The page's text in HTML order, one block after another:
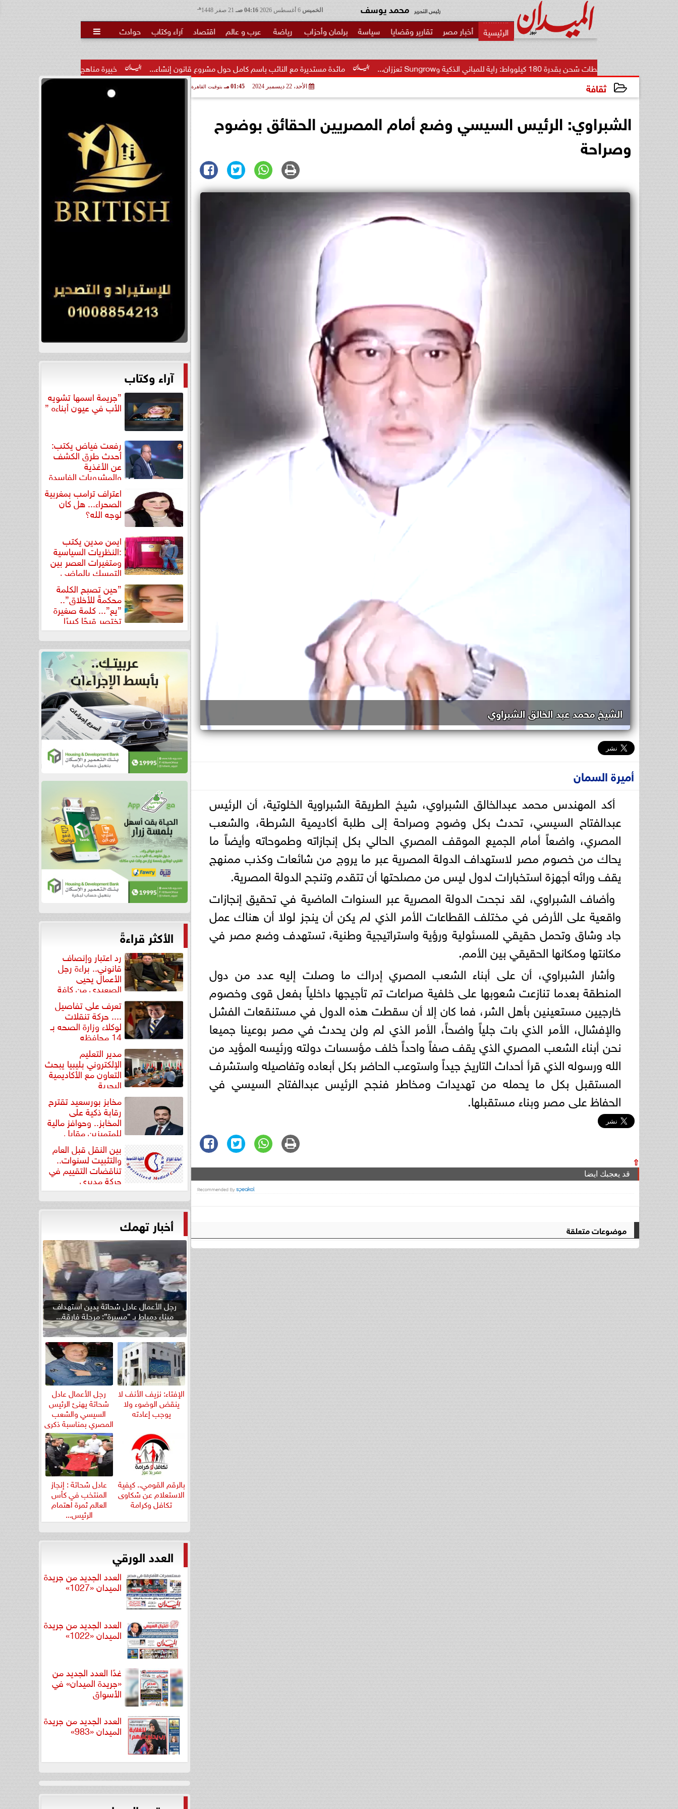
الخميس 04:16 صـ هـ رئيس التحرير محمد يوسف
أخبار مصر تقارير وقضايا سياسة برلمان وأحزاب رياضة عرب و عالم اقتصاد آراء وكتاب حوادث 
خبيرة مناهج: حداثة تخرج المعلمين الجدد لا تكفي.. مائدة مستديرة مع النائب باسم كامل حول مشروع قانون إنشاء...
ثقافة الأحد، 22 ديسمبر 2024 01:45 مـ بتوقيت القاهرة
الشبراوي: الرئيس السيسي وضع أمام المصريين الحقائق بوضوح
وصراحة
الشيخ محمد عبد الخالق الشبراوي
أميرة السمان
أكد المهندس محمد عبدالخالق الشبراوي، شيخ الطريقة الشبراوية الخلوتية، أن الرئيس
عبدالفتاح السيسي، تحدث بكل وضوح وصراحة إلى طلبة أكاديمية الشرطة، والشعب
المصري، واضعاً أمام الجميع الموقف المصري الحالي بكل إنجازاته وطموحاته وأيضاً ما
يحاك من خصوم مصر لاستهداف الدولة المصرية عبر ما يروج من شائعات وكذب ممنهج
يقف ورائه أجهزة استخبارات لدول ليس من مصلحتها أن تتقدم وتنجح الدولة المصرية.
وأضاف الشبراوي، لقد نجحت الدولة المصرية عبر السنوات الماضية في تحقيق إنجازات
واقعية على الأرض في مختلف القطاعات الأمر الذي لم يكن أن ينجز لولا أن هناك عمل
جاد وشاق وتحمل حقيقي للمسئولية ورؤية واستراتيجية وطنية، تستهدف وضع مصر في
مكانتها ومكانها الحقيقي بين الأمم.
وأشار الشبراوي، أن على أبناء الشعب المصري إدراك ما وصلت إليه عدد من دول
المنطقة بعدما تنازعت شعوبها على خلفية صراعات تم تأجيجها داخلياً بفعل قوى وخصوم
خارجيين مستعينين بأهل الشر، فما كان إلا أن سقطت هذه الدول في مستنقعات الفشل
والإفشال، الأمر الذي بات جلياً واضحاً، الأمر الذي لم ولن يحدث في مصر بوعينا جميعا
نحن أبناء الشعب المصري الذي يقف صفاً واحداً خلف مؤسسات دولته ورئيسه المؤيد من
الله ورسوله الذي قرأ أحداث التاريخ جيداً واستوعب الحاضر بكل أبعاده وتفاصيله واستشرف
المستقبل بكل ما يحمله من تهديدات ومخاطر فنجح الرئيس عبدالفتاح السيسي في
الحفاظ على مصر وبناء مستقبلها.
⇧
قد يعجبك ايضا
موضوعات متعلقة
آراء وكتاب
”جريمة اسمها تشويه
الأب في عيون أبناءه ”
رفعت فياض يكتب:
أحدث طرق الكشف
عن الأغذية
والمشروبات الفاسدة
اعتراف ترامب بمغربية
الصحراء... هل كان
لوجه الله؟
ايمن مدين يكتب
:النظريات السياسية
ومتغيرات العصر بين
التمسك بالماضي
ومواجهة تحديات...”حين تصبح الكلمة
محكمةً للأخلاق”..
”يع”... كلمة صغيرة
تختصر قبحًا كبيرًا
الأكثر قراءةً
رد اعتبار وإنصاف
قانوني.. براءة رجل
الأعمال يحيى
الصعيدي من كافة
التهم... تعرف على تفاصيل
.... حركة تنقلات
لوكلاء وزارة الصحه بـ
14 محافظه
مدير التعليم
الإلكتروني بليبيا يبحث
التعاون مع الأكاديمية
البحرية
مخابز بورسعيد تقترح
رقابة ذكية على
المخابز.. وحوافز مالية
للمتميزين مقابل
بين النقل قبل العام
والتثبيت لسنوات..
تناقضات التقييم في
حركة مديري
”مستشفيات...
أخبار تهمك
رجل الأعمال عادل شحاتة يدين استهداف
ميناء دمياط بـ ”مسيرة”: مرحلة فارقة...
الإفتاء: نزيف الأنف لا
ينقض الوضوء ولا
يوجب إعادته
رجل الأعمال عادل
شحاتة يهنئ الرئيس
السيسي والشعب
المصري بمناسبة ذكرى
ثورة...
بالرقم القومي.. كيفية
الاستعلام عن شكاوى
تكافل وكرامة
عادل شحاتة : إنجاز
المنتخب في كأس
العالم ثمرة اهتمام
الرئيس...
العدد الورقي
العدد الجديد من جريدة
الميدان «1027»
العدد الجديد من جريدة
الميدان «1022»
غدًا العدد الجديد من
«جريدة الميدان» في
الأسواق
العدد الجديد من جريدة
الميدان «983»